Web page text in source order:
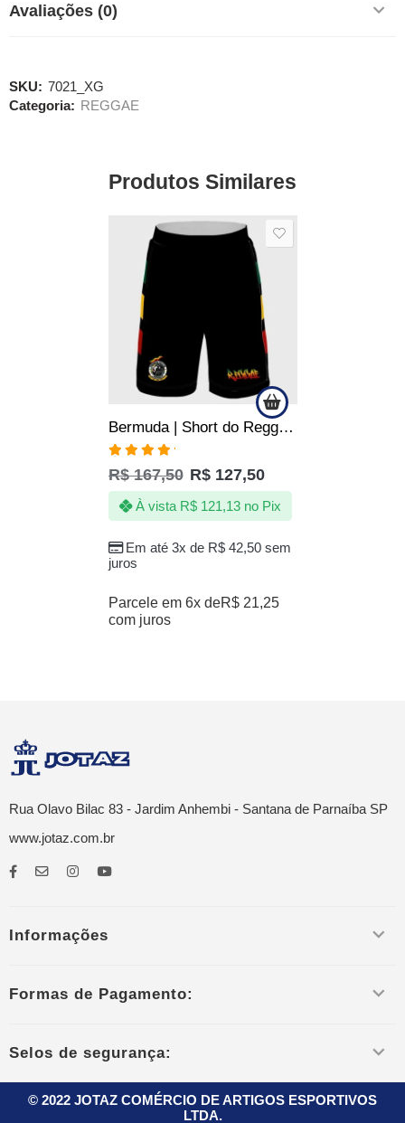
Avaliações (0)
SKU: 7021_XG
Categoria: REGGAE
Produtos Similares
Bermuda | Short do Reggae Roots Jamaica Bob Marley
Avaliação
5.00de 5
R$167,50 R$127,50
Em até 3x de R$ 42,50 sem
juros
À vista R$ 121,13 no Pix
Parcele em 6x deR$21,25
com juros
Rua Olavo Bilac 83 - Jardim Anhembi - Santana de Parnaíba SP
www.jotaz.com.br
Informações
Formas de Pagamento:
Selos de segurança:
© 2022 JOTAZ COMÉRCIO DE ARTIGOS ESPORTIVOS
LTDA.